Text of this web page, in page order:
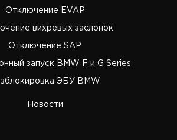
Новости
Отключение EVAP
вихревых заслонок
Отключение SAP
запуск BMW F и G Series
ЭБУ BMW